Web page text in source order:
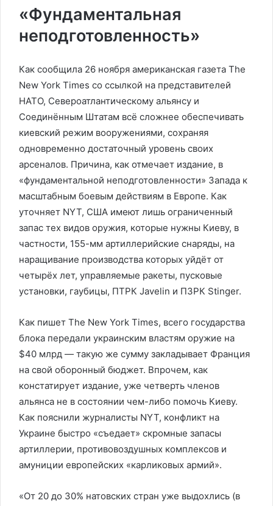
«Фундаментальная
неподготовленность»
Как сообщила 26 ноября американская газета The
New York Times со ссылкой на представителей
НАТО, Североатлантическому альянсу и
Соединённым Штатам всё сложнее обеспечивать
киевский режим вооружениями, сохраняя
одновременно достаточный уровень своих
арсеналов. Причина, как отмечает издание, в
«фундаментальной неподготовленности» Запада к
масштабным боевым действиям в Европе. Как
уточняет NYT, США имеют лишь ограниченный
запас тех видов оружия, которые нужны Киеву, в
частности, 155-мм артиллерийские снаряды, на
наращивание производства которых уйдёт от
четырёх лет, управляемые ракеты, пусковые
установки, гаубицы, ПТРК Javelin и ПЗРК Stinger.
Как пишет The New York Times, всего государства
блока передали украинским властям оружие на
$40 млрд — такую же сумму закладывает Франция
на свой оборонный бюджет. Впрочем, как
констатирует издание, уже четверть членов
альянса не в состоянии чем-либо помочь Киеву.
Как пояснили журналисты NYT, конфликт на
Украине быстро «съедает» скромные запасы
артиллерии, противовоздушных комплексов и
амуниции европейских «карликовых армий».
«От 20 до 30% натовских стран уже выдохлись (в